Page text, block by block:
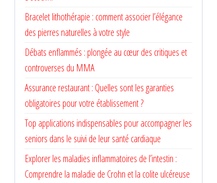
Bracelet lithothérapie : comment associer l’élégance
des pierres naturelles à votre style
Débats enflammés : plongée au cœur des critiques et
controverses du MMA
Assurance restaurant : Quelles sont les garanties
obligatoires pour votre établissement ?
Top applications indispensables pour accompagner les
seniors dans le suivi de leur santé cardiaque
Explorer les maladies inflammatoires de l’intestin :
Comprendre la maladie de Crohn et la colite ulcéreuse